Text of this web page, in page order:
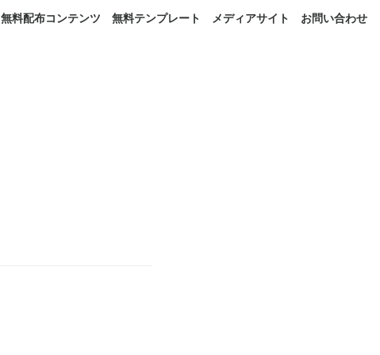
無料配布コンテンツ 無料テンプレート メディアサイト お問い合わせ